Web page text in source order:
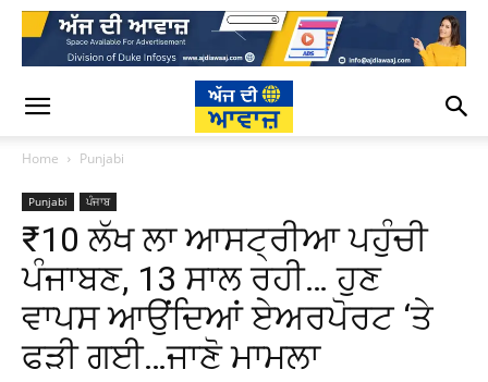
Home Punjabi
Punjabi ਪੰਜਾਬ
₹10 ਲੱਖ ਲਾ ਆਸਟ੍ਰੀਆ ਪਹੁੰਚੀ
ਪੰਜਾਬਣ, 13 ਸਾਲ ਰਹੀ… ਹੁਣ
ਵਾਪਸ ਆਉਂਦਿਆਂ ਏਅਰਪੋਰਟ ‘ਤੇ
ਫੜੀ ਗਈ…ਜਾਣੋ ਮਾਮਲਾ